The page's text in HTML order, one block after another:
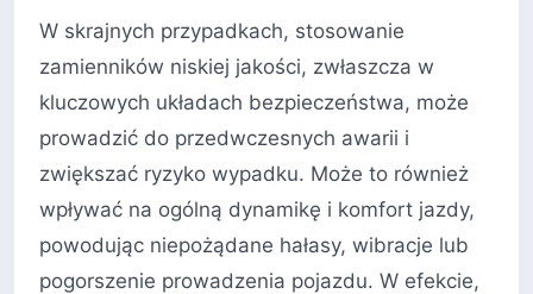
W skrajnych przypadkach, stosowanie
zamienników niskiej jakości, zwłaszcza w
kluczowych układach bezpieczeństwa, może
prowadzić do przedwczesnych awarii i
zwiększać ryzyko wypadku. Może to również
wpływać na ogólną dynamikę i komfort jazdy,
powodując niepożądane hałasy, wibracje lub
pogorszenie prowadzenia pojazdu. W efekcie,